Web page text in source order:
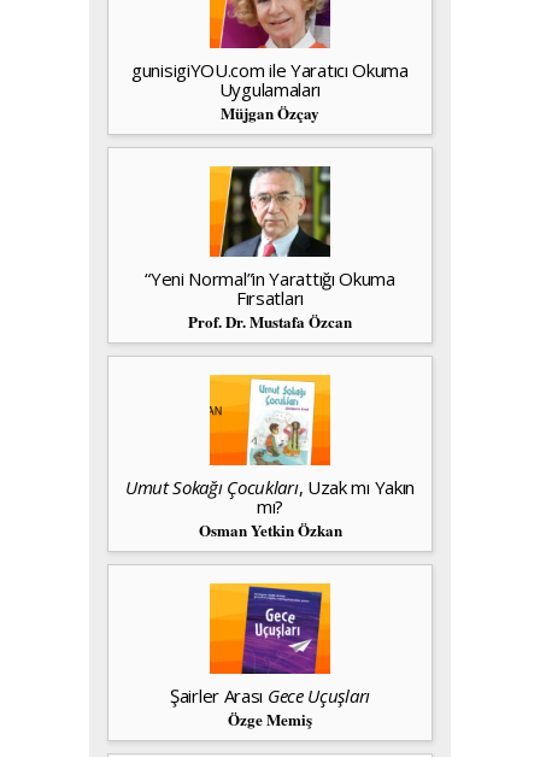
gunisigiYOU.com ile Yaratıcı Okuma
Uygulamaları
Müjgan Özçay
“Yeni Normal”in Yarattığı Okuma
Fırsatları
Prof. Dr. Mustafa Özcan
Umut Sokağı Çocukları, Uzak mı Yakın
mı?
Osman Yetkin Özkan
Şairler Arası Gece Uçuşları
Özge Memiş